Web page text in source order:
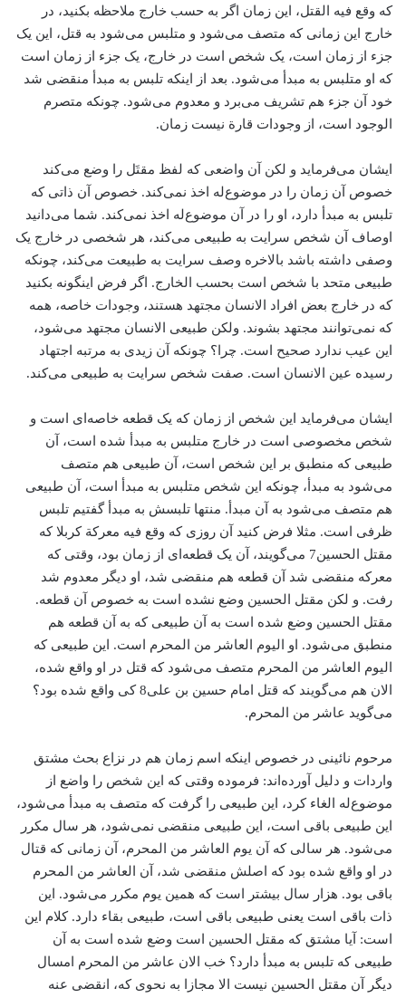
که وقع فیه القتل، این زمان اگر به حسب خارج ملاحظه بکنید، در
خارج این زمانی که متصف می‌شود و متلبس می‌شود به قتل، این یک
جزء از زمان است، یک شخص است در خارج، یک جزء از زمان است
که او متلبس به مبدأ‌ می‌شود. بعد از اینکه تلبس به مبدأ منقضی شد
خود آن جزء هم تشریف می‌برد و معدوم می‌شود. چونکه متصرم
الوجود است، از وجودات قارة نیست زمان.
ایشان می‌فرماید و لکن آن واضعی که لفظ مقتَل را وضع می‌کند
خصوص آن زمان را در موضوع‌له اخذ نمی‌کند. خصوص آن ذاتی که
تلبس به مبدأ دارد، او را در آن موضوع‌له اخذ نمی‌کند. شما می‌دانید
اوصاف آن شخص سرایت به طبیعی می‌کند، هر شخصی در خارج یک
وصفی داشته باشد بالاخره وصف سرایت به طبیعت می‌کند، چونکه
طبیعی متحد با شخص است بحسب الخارج. اگر فرض اینگونه بکنید
که در خارج بعض افراد الانسان مجتهد هستند، وجودات خاصه، همه
که نمی‌توانند مجتهد بشوند. ولکن طبیعی الانسان مجتهد می‌شود،
این عیب ندارد صحیح است. چرا؟ چونکه آن زیدی به مرتبه اجتهاد
رسیده عین الانسان است. صفت شخص سرایت به طبیعی می‌کند.
ایشان می‌فرماید این شخص از زمان ‌که یک قطعه خاصه‌ای است و
شخص مخصوصی است در خارج متلبس به مبدأ شده است، آن
طبیعی که منطبق بر این شخص است، آن طبیعی هم متصف
می‌شود به مبدأ، چونکه این شخص متلبس به مبدأ است، آن طبیعی
هم متصف می‌شود به آن مبدأ. منتها تلبسش به مبدأ گفتیم تلبس
ظرفی است. مثلا فرض کنید آن روزی که وقع فیه معرکة کربلا که
مقتل الحسین7 می‌گویند، آن یک قطعه‌ای از زمان بود، وقتی که
معرکه منقضی شد آن قطعه هم منقضی شد، او دیگر معدوم شد
رفت. و لکن مقتل الحسین وضع نشده است به خصوص آن قطعه.
مقتل الحسین وضع شده است به آن طبیعی که به آن قطعه هم
منطبق می‌شود. او الیوم العاشر من المحرم است. این طبیعی که
الیوم العاشر من المحرم متصف می‌شود که قتل در او واقع شده،
الان هم می‌گویند که قتل امام حسین بن علی8 کی واقع شده بود؟
می‌گوید عاشر من المحرم.
مرحوم نائینی در خصوص اینکه اسم زمان هم در نزاع بحث مشتق
واردات و دلیل آورده‌اند: فرموده وقتی که این شخص را واضع از
موضوع‌له الغاء کرد، این طبیعی را گرفت که متصف به مبدأ می‌شود،
این طبیعی باقی است، این طبیعی منقضی نمی‌شود، هر سال مکرر
می‌شود. هر سالی که آن یوم العاشر من المحرم، آن زمانی که قتال
در او واقع شده بود که اصلش منقضی شد، آن العاشر من المحرم
باقی بود. هزار سال بیشتر است که همین یوم مکرر می‌شود. این
ذات باقی است یعنی طبیعی باقی است، طبیعی بقاء دارد. کلام این
است: آیا مشتق که مقتل الحسین است وضع شده است به آن
طبیعی که تلبس به مبدأ دارد؟ خب الان عاشر من المحرم امسال
دیگر آن مقتل الحسین نیست الا مجازا به نحوی که، انقضی عنه